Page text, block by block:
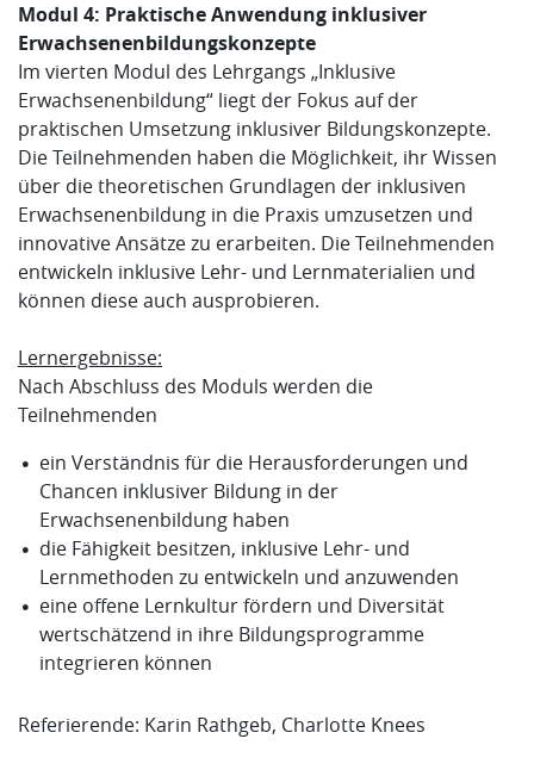
Modul 4: Praktische Anwendung inklusiver
Erwachsenenbildungskonzepte
Im vierten Modul des Lehrgangs „Inklusive
Erwachsenenbildung“ liegt der Fokus auf der
praktischen Umsetzung inklusiver Bildungskonzepte.
Die Teilnehmenden haben die Möglichkeit, ihr Wissen
über die theoretischen Grundlagen der inklusiven
Erwachsenenbildung in die Praxis umzusetzen und
innovative Ansätze zu erarbeiten. Die Teilnehmenden
entwickeln inklusive Lehr- und Lernmaterialien und
können diese auch ausprobieren.
Lernergebnisse:
Nach Abschluss des Moduls werden die
Teilnehmenden
ein Verständnis für die Herausforderungen und
Chancen inklusiver Bildung in der
Erwachsenenbildung haben
die Fähigkeit besitzen, inklusive Lehr- und
Lernmethoden zu entwickeln und anzuwenden
eine offene Lernkultur fördern und Diversität
wertschätzend in ihre Bildungsprogramme
integrieren können
Referierende: Karin Rathgeb, Charlotte Knees